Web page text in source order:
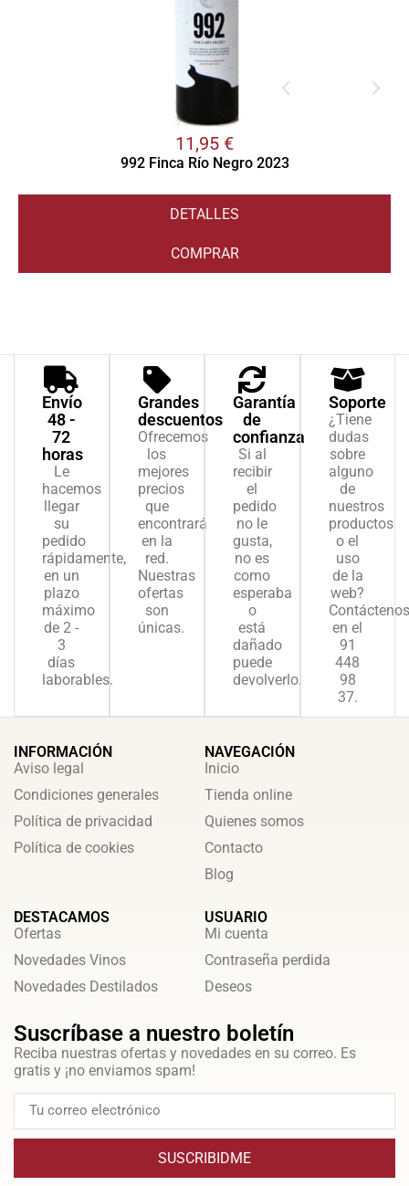
11,95 €
992 Finca Río Negro 2023
DETALLES
COMPRAR
Envío
48 -
72
horas
Le
hacemos
llegar
su
pedido
rápidamente,
en un
plazo
máximo
de 2 -
3
días
laborables.
Grandes
descuentos
Ofrecemos
los
mejores
precios
que
encontrará
en la
red.
Nuestras
ofertas
son
únicas.
Garantía
de
confianza
Si al
recibir
el
pedido
no le
gusta,
no es
como
esperaba
o
está
dañado
puede
devolverlo.
Soporte
¿Tiene
dudas
sobre
alguno
de
nuestros
productos
o el
uso
de la
web?
Contáctenos
en el
91
448
98
37.
INFORMACIÓN
Aviso legal
Condiciones generales
Política de privacidad
Política de cookies
NAVEGACIÓN
Inicio
Tienda online
Quienes somos
Contacto
Blog
DESTACAMOS
Ofertas
Novedades Vinos
Novedades Destilados
USUARIO
Mi cuenta
Contraseña perdida
Deseos
Suscríbase a nuestro boletín
Reciba nuestras ofertas y novedades en su correo. Es
gratis y ¡no enviamos spam!
SUSCRIBIDME